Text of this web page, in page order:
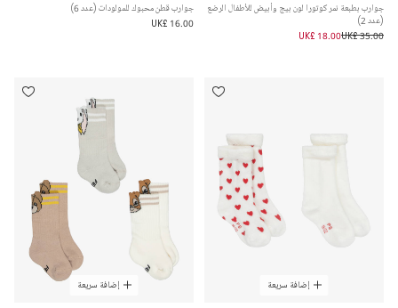
جوارب بطبعة نمر كوتورا لون بيج وأبيض للأطفال الرضع
(عدد 2)
UK£ 35.00
UK£ 18.00
جوارب قطن محبوك للمولودات (عدد 6)
UK£ 16.00
إضافة سريعة إضافة سريعة